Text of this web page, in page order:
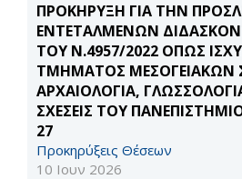
ΠΡΟΚΗΡΥΞΗ ΓΙΑ ΤΗΝ
ΕΝΤΕΤΑΛΜΕΝΩΝ
ΤΟΥ Ν.4957/2022 ΟΠΩΣ
ΤΜΗΜΑΤΟΣ ΜΕΣΟΓΕΙΑΚΩΝ
ΑΡΧΑΙΟΛΟΓΙΑ,
ΣΧΕΣΕΙΣ ΤΟΥ
27
Προκηρύξεις Θέσεων
10 Ιουν 2026